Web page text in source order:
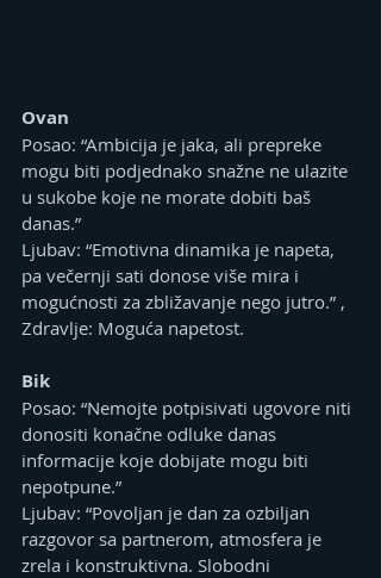
Ovan
Posao: “Ambicija je jaka, ali prepreke
mogu biti podjednako snažne ne ulazite
u sukobe koje ne morate dobiti baš
danas.”
Ljubav: “Emotivna dinamika je napeta,
pa večernji sati donose više mira i
mogućnosti za zbližavanje nego jutro.” ,
Zdravlje: Moguća napetost.
Bik
Posao: “Nemojte potpisivati ugovore niti
donositi konačne odluke danas
informacije koje dobijate mogu biti
nepotpune.”
Ljubav: “Povoljan je dan za ozbiljan
razgovor sa partnerom, atmosfera je
zrela i konstruktivna. Slobodni